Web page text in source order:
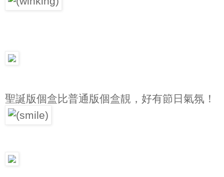
聖誕版個盒比普通版個盒靚，好有節日氣氛！